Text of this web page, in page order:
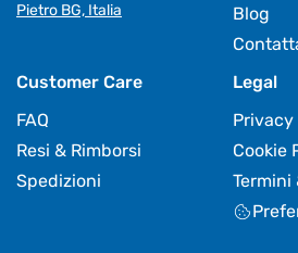
Pietro BG, Italia
Blog
Customer Care
FAQ
Resi & Rimborsi
Spedizioni
Legal
Privacy
Cookie
Termini